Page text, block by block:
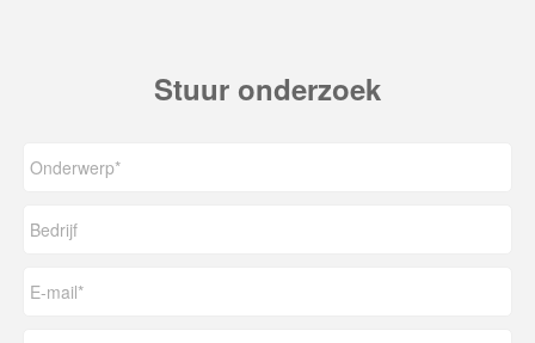
Stuur onderzoek